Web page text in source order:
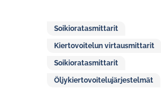
Soikioratasmittarit
Kiertovoitelun virtausmittarit
Soikioratasmittarit
Öljykiertovoitelujärjestelmät